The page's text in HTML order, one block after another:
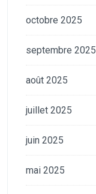
octobre 2025
septembre 2025
août 2025
juillet 2025
juin 2025
mai 2025